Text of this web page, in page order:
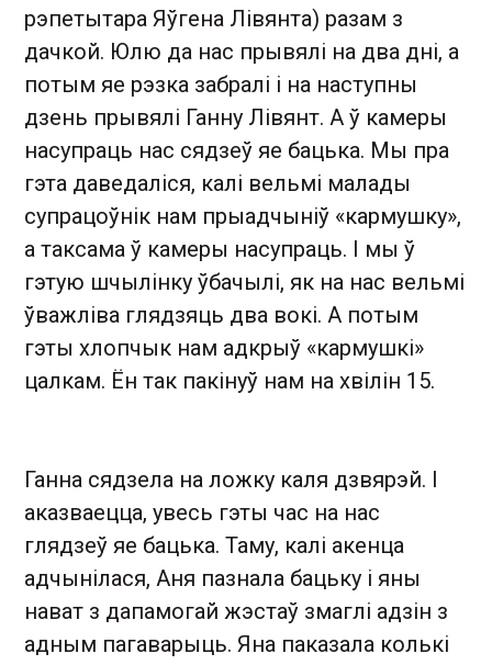
рэпетытара Яўгена Лівянта) разам з
дачкой. Юлю да нас прывялі на два дні, а
потым яе рэзка забралі і на наступны
дзень прывялі Ганну Лівянт. А ў камеры
насупраць нас сядзеў яе бацька. Мы пра
гэта даведаліся, калі вельмі малады
супрацоўнік нам прыадчыніў «кармушку»,
а таксама ў камеры насупраць. І мы ў
гэтую шчылінку ўбачылі, як на нас вельмі
ўважліва глядзяць два вокі. А потым
гэты хлопчык нам адкрыў «кармушкі»
цалкам. Ён так пакінуў нам на хвілін 15.
Ганна сядзела на ложку каля дзвярэй. І
аказваецца, увесь гэты час на нас
глядзеў яе бацька. Таму, калі акенца
адчынілася, Аня пазнала бацьку і яны
нават з дапамогай жэстаў змаглі адзін з
адным пагаварыць. Яна паказала колькі